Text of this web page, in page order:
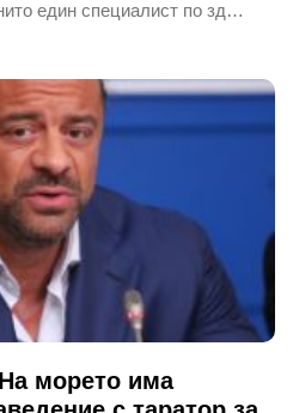
един специалист по зд…
морето има